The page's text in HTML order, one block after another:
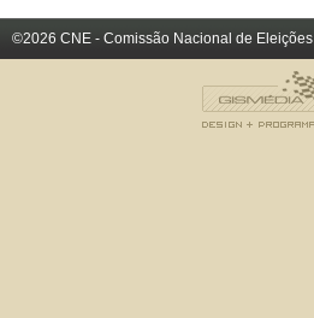
©2026 CNE - Comissão Nacional de Eleições